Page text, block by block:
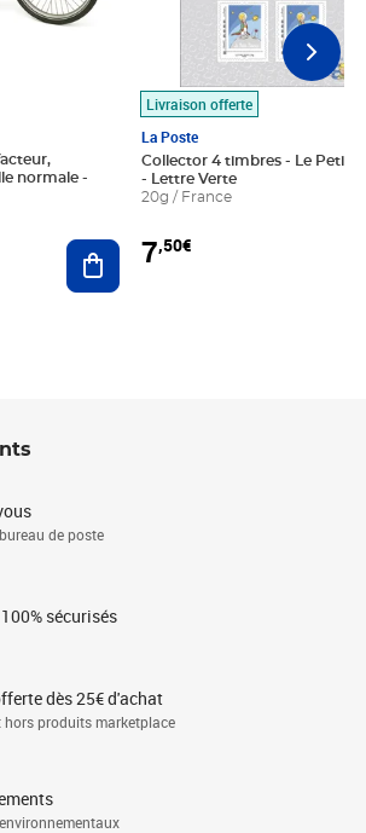
Ajouter au panier
Livraison offerte
La Poste
Collector 4 timbres - Le Petit
- Lettre Verte
20g / France
7,50€
de poste
sécurisés
dès 25€ d'achat
hors produits marketplace